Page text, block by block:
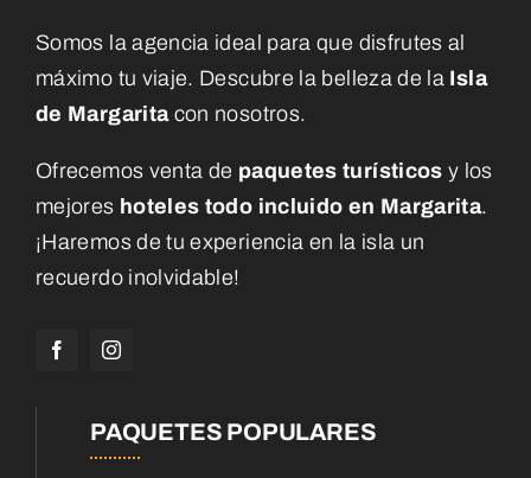
Somos la agencia ideal para que disfrutes al
máximo tu viaje. Descubre la belleza de la Isla
de Margaritacon nosotros.
Ofrecemos venta de paquetes turísticos y los
mejores hoteles todo incluido en Margarita.
¡Haremos de tu experiencia en la isla un
recuerdo inolvidable!
PAQUETES POPULARES